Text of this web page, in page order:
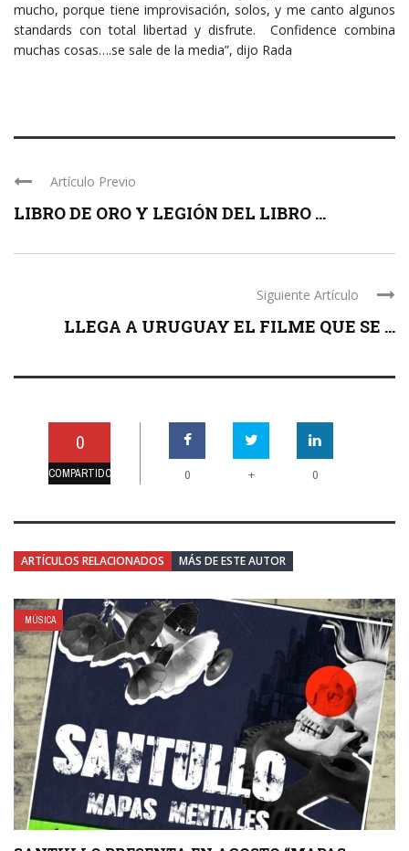
mucho, porque tiene improvisación, solos, y me canto algunos
standards con total libertad y disfrute. Confidence combina
muchas cosas….se sale de la media”, dijo Rada
Artículo Previo
LIBRO DE ORO Y LEGIÓN DEL LIBRO ...
Siguiente Artículo
LLEGA A URUGUAY EL FILME QUE SE ...
0
COMPARTIDO 0 + 0
ARTÍCULOS RELACIONADOS MÁS DE ESTE AUTOR
MÚSICA